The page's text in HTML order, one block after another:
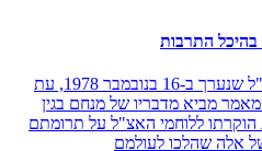
מאמר עיתון המסקר כנס חברי אצ"ל שנערך ב-16 בנובמבר 1978, עת
מביא מדבריו של מנחם בגין
ללוחמי האצ"ל על תרומתם
אלה שהלכו לעולמם